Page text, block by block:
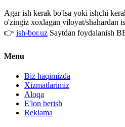
Agar ish kerak bo'lsa yoki ishchi
o'zingiz xoxlagan viloyat/shahardan
👉 ish-bor.uz Saytdan foydalanish
Menu
Biz haqimizda
Xizmatlarimiz
Aloqa
E'lon berish
Reklama